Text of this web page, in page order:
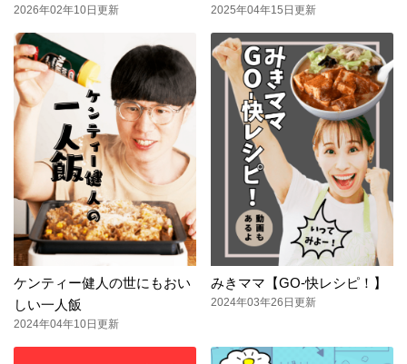
2026年02年10日更新 2025年04年15日更新
ケンティー健人の世にもおい
しい一人飯
2024年04年10日更新
みきママ【GO-快レシピ！】
2024年03年26日更新